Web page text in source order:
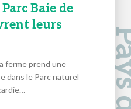
Baie de
leurs
ferme prend une
dans le Parc naturel